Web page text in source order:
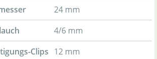
24 mm
4/6 mm
Clips 12 mm